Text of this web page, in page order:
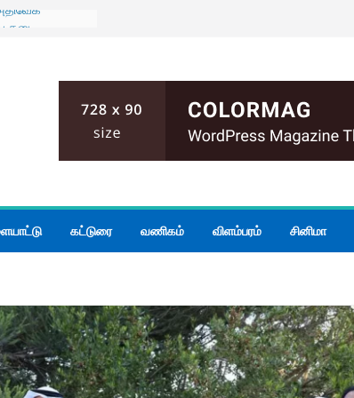
பரீட்சைத்
கட்டுரை வணிகம் விளம்பரம் சினிமா